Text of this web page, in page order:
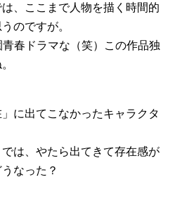
、ここまで人物を描く時間的
のですが。
春ドラマな（笑）この作品独
に出てこなかったキャラクタ
は、やたら出てきて存在感が
なった？